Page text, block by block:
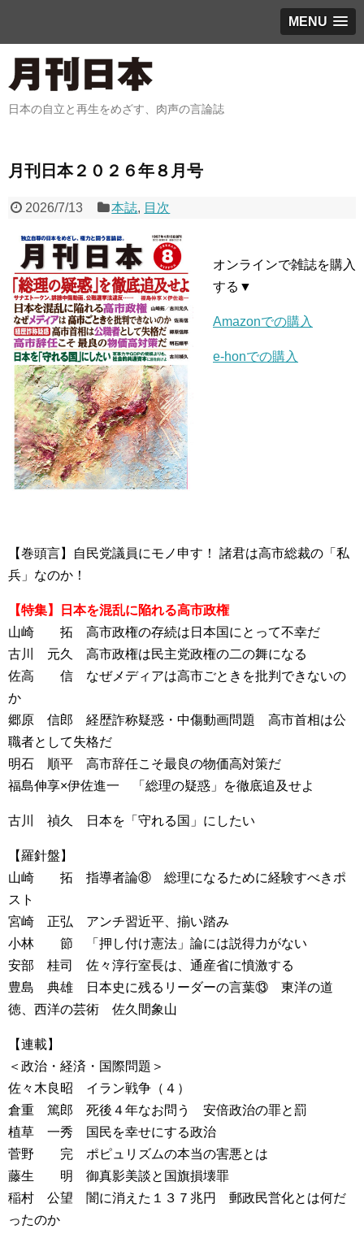
MENU
日本の自立と再生をめざす、肉声の言論誌
月刊日本２０２６年８月号
2026/7/13 本誌, 目次
オンラインで雑誌を購入
する▼
Amazonでの購入
e-honでの購入
【巻頭言】自民党議員にモノ申す！ 諸君は高市総裁の「私
兵」なのか！
【特集】日本を混乱に陥れる高市政権
山崎 拓 高市政権の存続は日本国にとって不幸だ
古川 元久 高市政権は民主党政権の二の舞になる
佐高 信 なぜメディアは高市ごときを批判できないの
か
郷原 信郎 経歴詐称疑惑・中傷動画問題 高市首相は公
職者として失格だ
明石 順平 高市辞任こそ最良の物価高対策だ
福島伸享×伊佐進一 「総理の疑惑」を徹底追及せよ
古川 禎久 日本を「守れる国」にしたい
【羅針盤】
山崎 拓 指導者論⑧ 総理になるために経験すべきポ
スト
宮崎 正弘 アンチ習近平、揃い踏み
小林 節 「押し付け憲法」論には説得力がない
安部 桂司 佐々淳行室長は、通産省に憤激する
豊島 典雄 日本史に残るリーダーの言葉⑬ 東洋の道
徳、西洋の芸術 佐久間象山
【連載】
＜政治・経済・国際問題＞
佐々木良昭 イラン戦争（４）
倉重 篤郎 死後４年なお問う 安倍政治の罪と罰
植草 一秀 国民を幸せにする政治
菅野 完 ポピュリズムの本当の害悪とは
藤生 明 御真影美談と国旗損壊罪
稲村 公望 闇に消えた１３７兆円 郵政民営化とは何だ
ったのか